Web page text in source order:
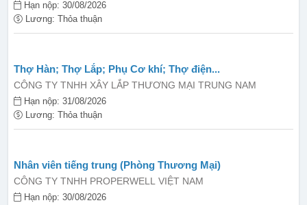
Hạn nộp: 30/08/2026
Lương: Thỏa thuận
Thợ Hàn; Thợ Lắp; Phụ Cơ khí; Thợ điện...
CÔNG TY TNHH XÂY LẮP THƯƠNG MẠI TRUNG NAM
Hạn nộp: 31/08/2026
Lương: Thỏa thuận
Nhân viên tiếng trung (Phòng Thương Mại)
CÔNG TY TNHH PROPERWELL VIỆT NAM
Hạn nộp: 30/08/2026